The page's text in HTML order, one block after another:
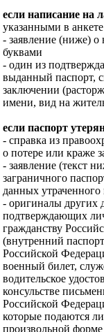
если написание на
указанными в
- заявление (ниже)
буквами
- один из
выданный паспорт,
заключении
имени, вид на
если паспорт
- справка из
о потере или краже
- заявление (текст
заграничного
данных утраченного
- оригиналы других
подтверждающих
гражданству
(внутренний
Российской
военный билет,
водительское
консульстве
Российской
которые подаются
произвольной